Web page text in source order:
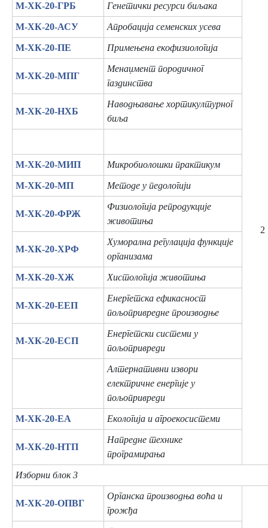
М-ХК-20-ГРБ Генетички ресурси биљака
2
М-ХК-20-АСУ Апробација семенских усева
М-ХК-20-ПЕ Примењена екофизиологија
М-ХК-20-МПГ
Менаџмент породичног
газдинства
М-ХК-20-НХБ
Наводњавање хортикултурног
биља
М-ХК-20-МИП Микробиолошки практикум
М-ХК-20-МП Методе у педологији
М-ХК-20-ФРЖ
Физиологија репродукције
животиња
М-ХК-20-ХРФ
Хуморална регулација функције
организама
М-ХК-20-ХЖ Хистологија животиња
М-ХК-20-ЕЕП
Енергетска ефикасност
пољопривредне производње
М-ХК-20-ЕСП
Енергетски системи у
пољопривреди
Алтернативни извори
електричне енергије у
пољопривреди
М-ХК-20-ЕА Екологија и агроекосистеми
М-ХК-20-НТП
Напредне технике
програмирања
Изборни блок 3
М-ХК-20-ОПВГ
Органска производња воћа и
грожђа